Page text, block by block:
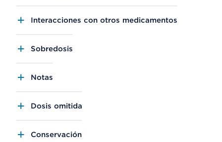
Interacciones con otros medicamentos
Sobredosis
Notas
Dosis omitida
Conservación